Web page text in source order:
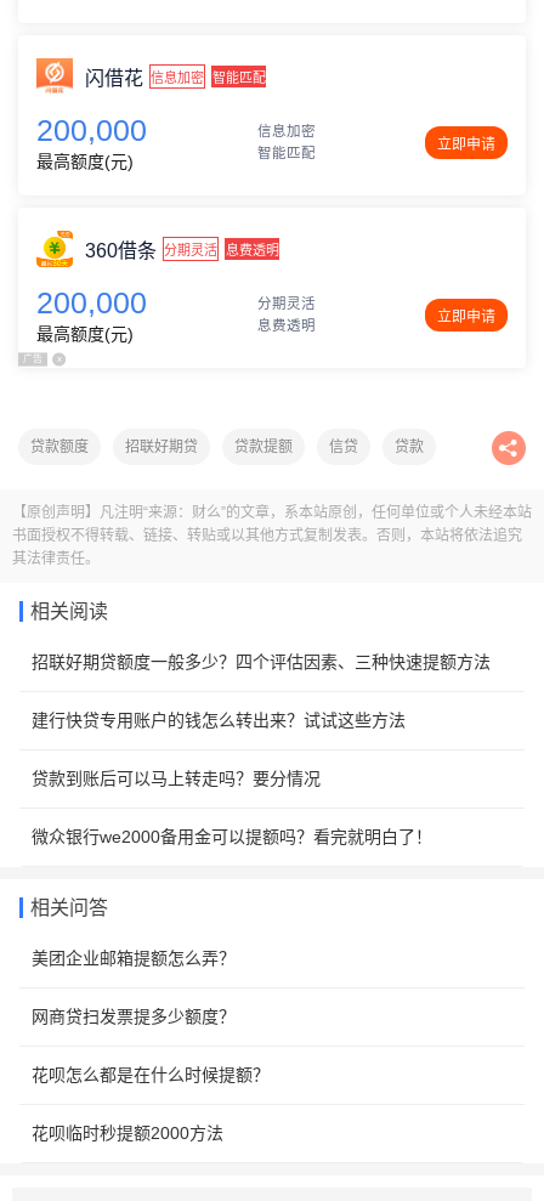
广告 x
闪借花 信息加密 智能匹配
200,000
最高额度(元)
信息加密
智能匹配
立即申请
360借条 分期灵活 息费透明
200,000
最高额度(元)
分期灵活
息费透明
立即申请
贷款额度 招联好期贷 贷款提额 信贷 贷款
【原创声明】凡注明“来源：财么”的文章，系本站原创，任何单位或个人未经本站
书面授权不得转载、链接、转贴或以其他方式复制发表。否则，本站将依法追究
其法律责任。
相关阅读
招联好期贷额度一般多少？四个评估因素、三种快速提额方法
建行快贷专用账户的钱怎么转出来？试试这些方法
贷款到账后可以马上转走吗？要分情况
微众银行we2000备用金可以提额吗？看完就明白了！
相关问答
美团企业邮箱提额怎么弄？
网商贷扫发票提多少额度？
花呗怎么都是在什么时候提额？
花呗临时秒提额2000方法